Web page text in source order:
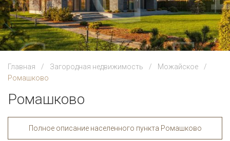
Главная Загородная недвижимость
Можайское
Ромашково
Ромашково
Полное описание населенного пункта Ромашково